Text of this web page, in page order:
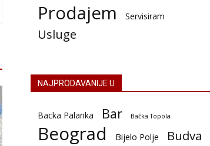
Prodajem Servisiram
Usluge
NAJPRODAVANIJE U
Backa Palanka Bar Bačka Topola
Beograd Bijelo Polje Budva